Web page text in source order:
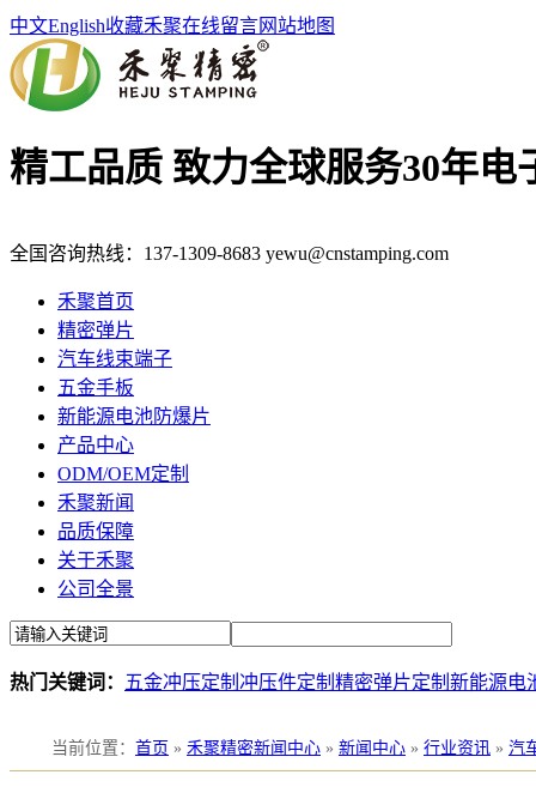
中文English收藏禾聚在线留言网站地图
精工品质 致力全球服务30年电
全国咨询热线： 137-1309-8683 yewu@cnstamping.com
禾聚首页
精密弹片
汽车线束端子
五金手板
新能源电池防爆片
产品中心
ODM/OEM定制
禾聚新闻
品质保障
关于禾聚
公司全景
热门关键词： 五金冲压定制 冲压件定制 精密弹片定制 新能源电
当前位置 ： 首页 » 禾聚精密新闻中心 » 新闻中心 » 行业资讯 » 汽